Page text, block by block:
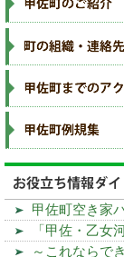
甲佐町空き家
「甲佐・乙女
～これならで